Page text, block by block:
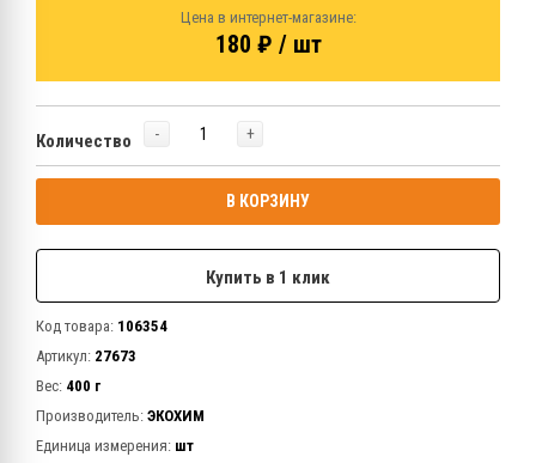
Цена в интернет-магазине:
180 ₽ / шт
Количество - +
В КОРЗИНУ
Купить в 1 клик
Код товара: 106354
Артикул: 27673
Вес: 400 г
Производитель: ЭКОХИМ
Единица измерения: шт